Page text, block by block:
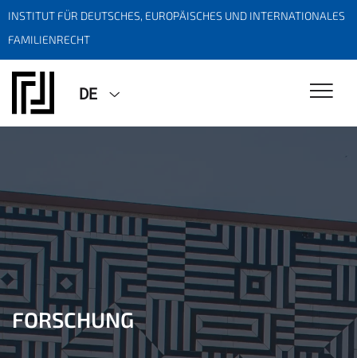
INSTITUT FÜR DEUTSCHES, EUROPÄISCHES UND INTERNATIONALES
FAMILIENRECHT
DE
FORSCHUNG